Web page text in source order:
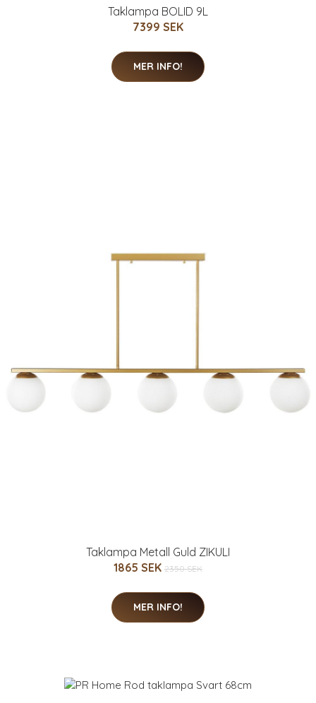
Taklampa BOLID 9L
7399 SEK
MER INFO!
Taklampa Metall Guld ZIKULI
1865 SEK 2350 SEK
MER INFO!